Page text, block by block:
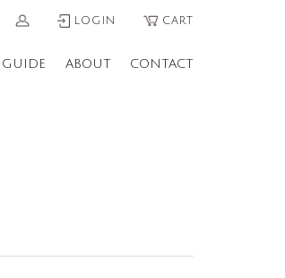
LOGIN CART
GUIDE ABOUT CONTACT